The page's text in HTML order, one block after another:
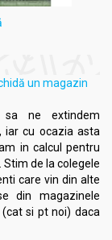
un magazin
ne extindem
iar cu ocazia asta
in calcul pentru
de la colegele
care vin din alte
din magazinele
si pt noi) daca